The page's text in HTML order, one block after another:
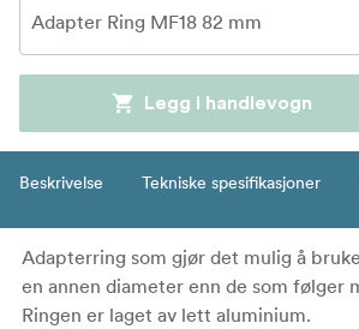
Legg i handlevogn
Beskrivelse Tekniske spesifikasjoner
Adapterring som gjør det mulig å
en annen diameter enn de som følger
Ringen er laget av lett aluminium.